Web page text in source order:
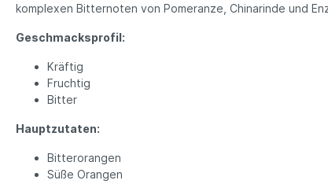
komplexen Bitternoten von Pomeranze, Chinarinde und
Geschmacksprofil:
Kräftig
Fruchtig
Bitter
Hauptzutaten:
Bitterorangen
Süße Orangen